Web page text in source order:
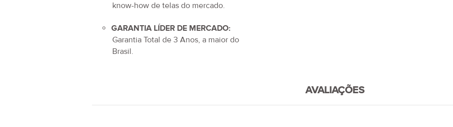
know-how de telas do mercado.
GARANTIA LÍDER DE MERCADO:
Garantia Total de 3 Anos, a maior do
Brasil.
AVALIAÇÕES